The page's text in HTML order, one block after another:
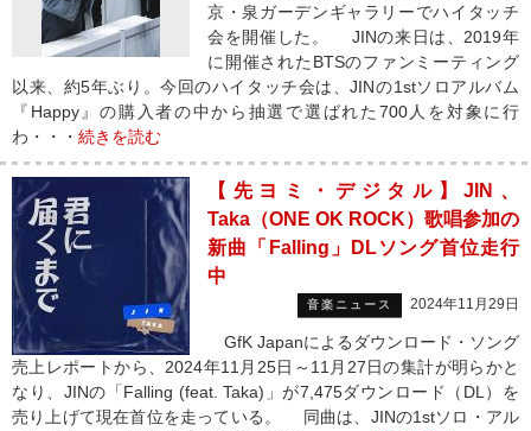
京・泉ガーデンギャラリーでハイタッチ
会を開催した。 JINの来日は、2019年
に開催されたBTSのファンミーティング
以来、約5年ぶり。今回のハイタッチ会は、JINの1stソロアルバム
『Happy』の購入者の中から抽選で選ばれた700人を対象に行
わ・・・ 続きを読む
【先ヨミ・デジタル】JIN、
Taka（ONE OK ROCK）歌唱参加の
新曲「Falling」DLソング首位走行
中
音楽ニュース 2024年11月29日
GfK Japanによるダウンロード・ソング
売上レポートから、2024年11月25日～11月27日の集計が明らかと
なり、JINの「Falling (feat. Taka)」が7,475ダウンロード（DL）を
売り上げて現在首位を走っている。 同曲は、JINの1stソロ・アル